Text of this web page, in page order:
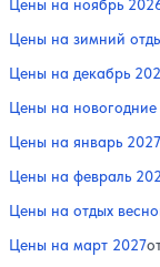
Цены на зимний
Цены на декабрь
Цены на
Цены на январь 2027
Цены на февраль
Цены на отдых
Цены на март 2027